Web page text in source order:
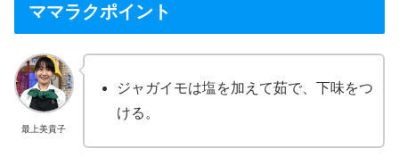
ママラクポイント
最上美貴子
ジャガイモは塩を加えて茹で、下味をつ
ける。